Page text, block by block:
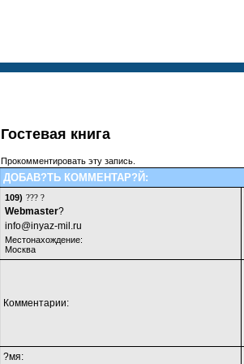
Гостевая книга
Прокомментировать эту запись.
ДОБАВ?ТЬ КОММЕНТАР?Й:
109) ??? ?
Webmaster?
info@inyaz-mil.ru
Местонахождение:
Москва
Комментарии:
?мя: